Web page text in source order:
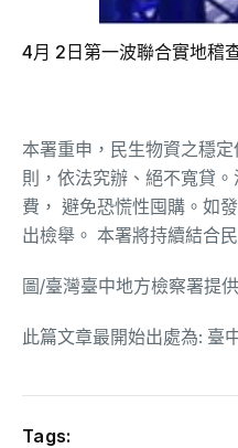
4月 2日第一波聯合實地稽
本署重申，民生物資之穩
則，依法究辦、絕不寬貸
費， 避免恐慌性囤購。如
出檢舉。 本署將持續結合
圖/臺灣臺中地方檢察署提供
此篇文章最開始出處為: 臺
Tags: